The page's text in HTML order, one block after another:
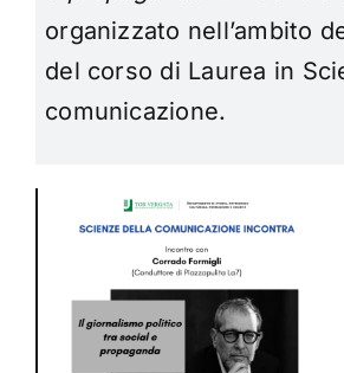
organizzato nell’ambito
del corso di Laurea in
comunicazione.